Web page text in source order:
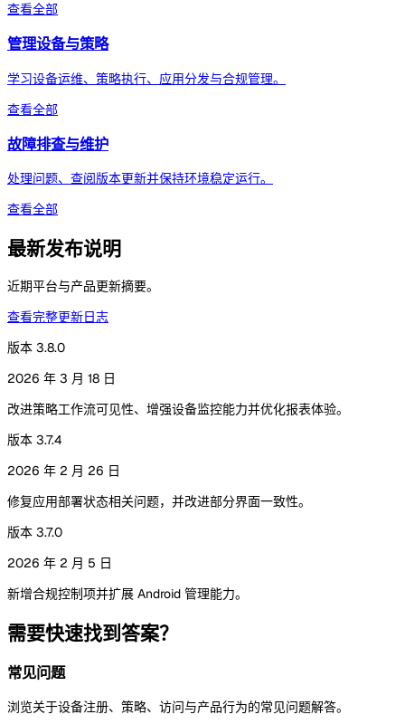
查看全部
管理设备与策略
学习设备运维、策略执行、应用分发与合规管理。
查看全部
故障排查与维护
处理问题、查阅版本更新并保持环境稳定运行。
查看全部
最新发布说明
近期平台与产品更新摘要。
查看完整更新日志
版本 3.8.0
2026 年 3 月 18 日
改进策略工作流可见性、增强设备监控能力并优化报表体验。
版本 3.7.4
2026 年 2 月 26 日
修复应用部署状态相关问题，并改进部分界面一致性。
版本 3.7.0
2026 年 2 月 5 日
新增合规控制项并扩展 Android 管理能力。
需要快速找到答案？
常见问题
浏览关于设备注册、策略、访问与产品行为的常见问题解答。